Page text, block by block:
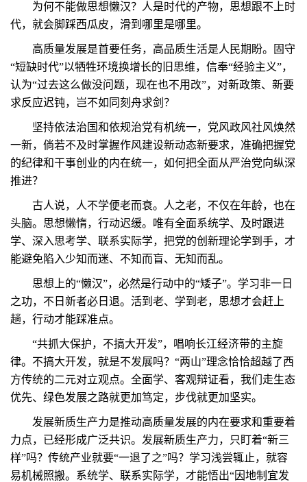
为何不能做思想懒汉？人是时代的产物，思想跟不上时
代，就会脚踩西瓜皮，滑到哪里是哪里。
高质量发展是首要任务，高品质生活是人民期盼。固守
“短缺时代”以牺牲环境换增长的旧思维，信奉“经验主义”，
认为“过去这么做没问题，现在也不用改”，对新政策、新要
求反应迟钝，岂不如同刻舟求剑？
坚持依法治国和依规治党有机统一，党风政风社风焕然
一新，倘若不及时掌握作风建设新动态新要求，准确把握党
的纪律和干事创业的内在统一，如何把全面从严治党向纵深
推进？
古人说，人不学便老而衰。人之老，不仅在年龄，也在
头脑。思想懒惰，行动迟缓。唯有全面系统学、及时跟进
学、深入思考学、联系实际学，把党的创新理论学到手，才
能避免陷入少知而迷、不知而盲、无知而乱。
思想上的“懒汉”，必然是行动中的“矮子”。学习非一日
之功，不日新者必日退。活到老、学到老，思想才会赶上
趟，行动才能踩准点。
“共抓大保护，不搞大开发”，唱响长江经济带的主旋
律。不搞大开发，就是不发展吗？“两山”理念恰恰超越了西
方传统的二元对立观点。全面学、客观辩证看，我们走生态
优先、绿色发展之路就更加笃定，步伐就更加坚实。
发展新质生产力是推动高质量发展的内在要求和重要着
力点，已经形成广泛共识。发展新质生产力，只盯着“新三
样”吗？传统产业就要“一退了之”吗？学习浅尝辄止，就容
易机械照搬。系统学、联系实际学，才能悟出“因地制宜发